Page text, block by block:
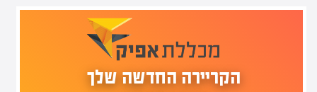
הקריירה החדשה שלך